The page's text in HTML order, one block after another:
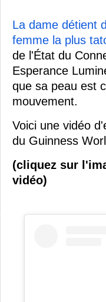
La dame détient
femme la plus
de l'État du
Esperance
que sa peau est
mouvement.
Voici une vidéo
du Guinness
(cliquez sur
vidéo)